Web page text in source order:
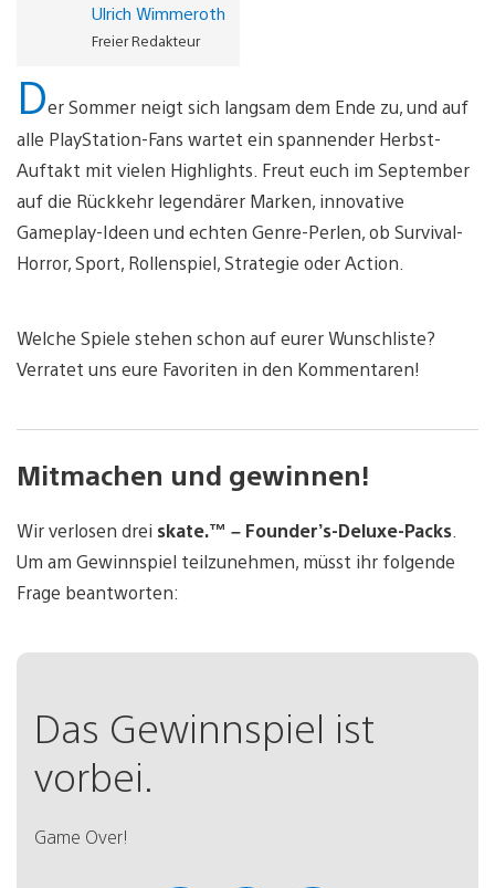
Ulrich Wimmeroth
Freier Redakteur
Der Sommer neigt sich langsam dem Ende zu, und auf
alle PlayStation-Fans wartet ein spannender Herbst-
Auftakt mit vielen Highlights. Freut euch im September
auf die Rückkehr legendärer Marken, innovative
Gameplay-Ideen und echten Genre-Perlen, ob Survival-
Horror, Sport, Rollenspiel, Strategie oder Action.
Welche Spiele stehen schon auf eurer Wunschliste?
Verratet uns eure Favoriten in den Kommentaren!
Mitmachen und gewinnen!
Wir verlosen drei skate.™ – Founder’s-Deluxe-Packs
Um am Gewinnspiel teilzunehmen, müsst ihr folgende
Frage beantworten:
Das Gewinnspiel ist
vorbei.
Game Over!